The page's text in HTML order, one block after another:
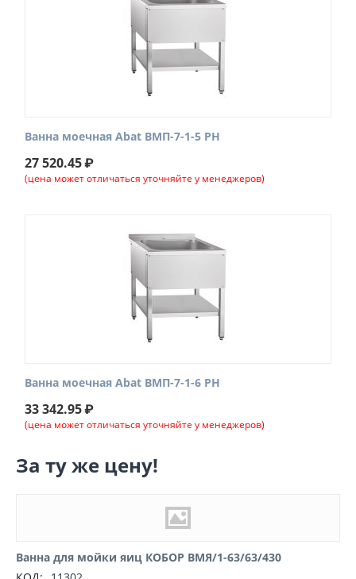
Ванна моечная Abat ВМП-7-1-5 РН
27 520.45₽
(цена может отличаться уточняйте у менеджеров)
Ванна моечная Abat ВМП-7-1-6 РН
33 342.95₽
(цена может отличаться уточняйте у менеджеров)
За ту же цену!
Ванна для мойки яиц КОБОР ВМЯ/1-63/63/430